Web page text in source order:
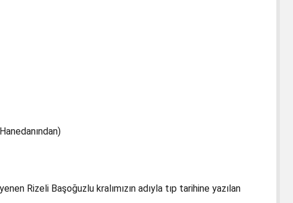
Rizeli Başoğuzlu kralımızın adıyla tıp tarihine yazılan